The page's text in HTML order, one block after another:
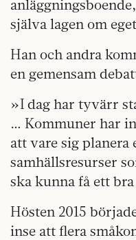
själva lagen om
Han och andra
en gemensam
»I dag har tyvärr
… Kommuner har
att vare sig planera
samhällsresurser
ska kunna få ett
Hösten 2015
inse att flera